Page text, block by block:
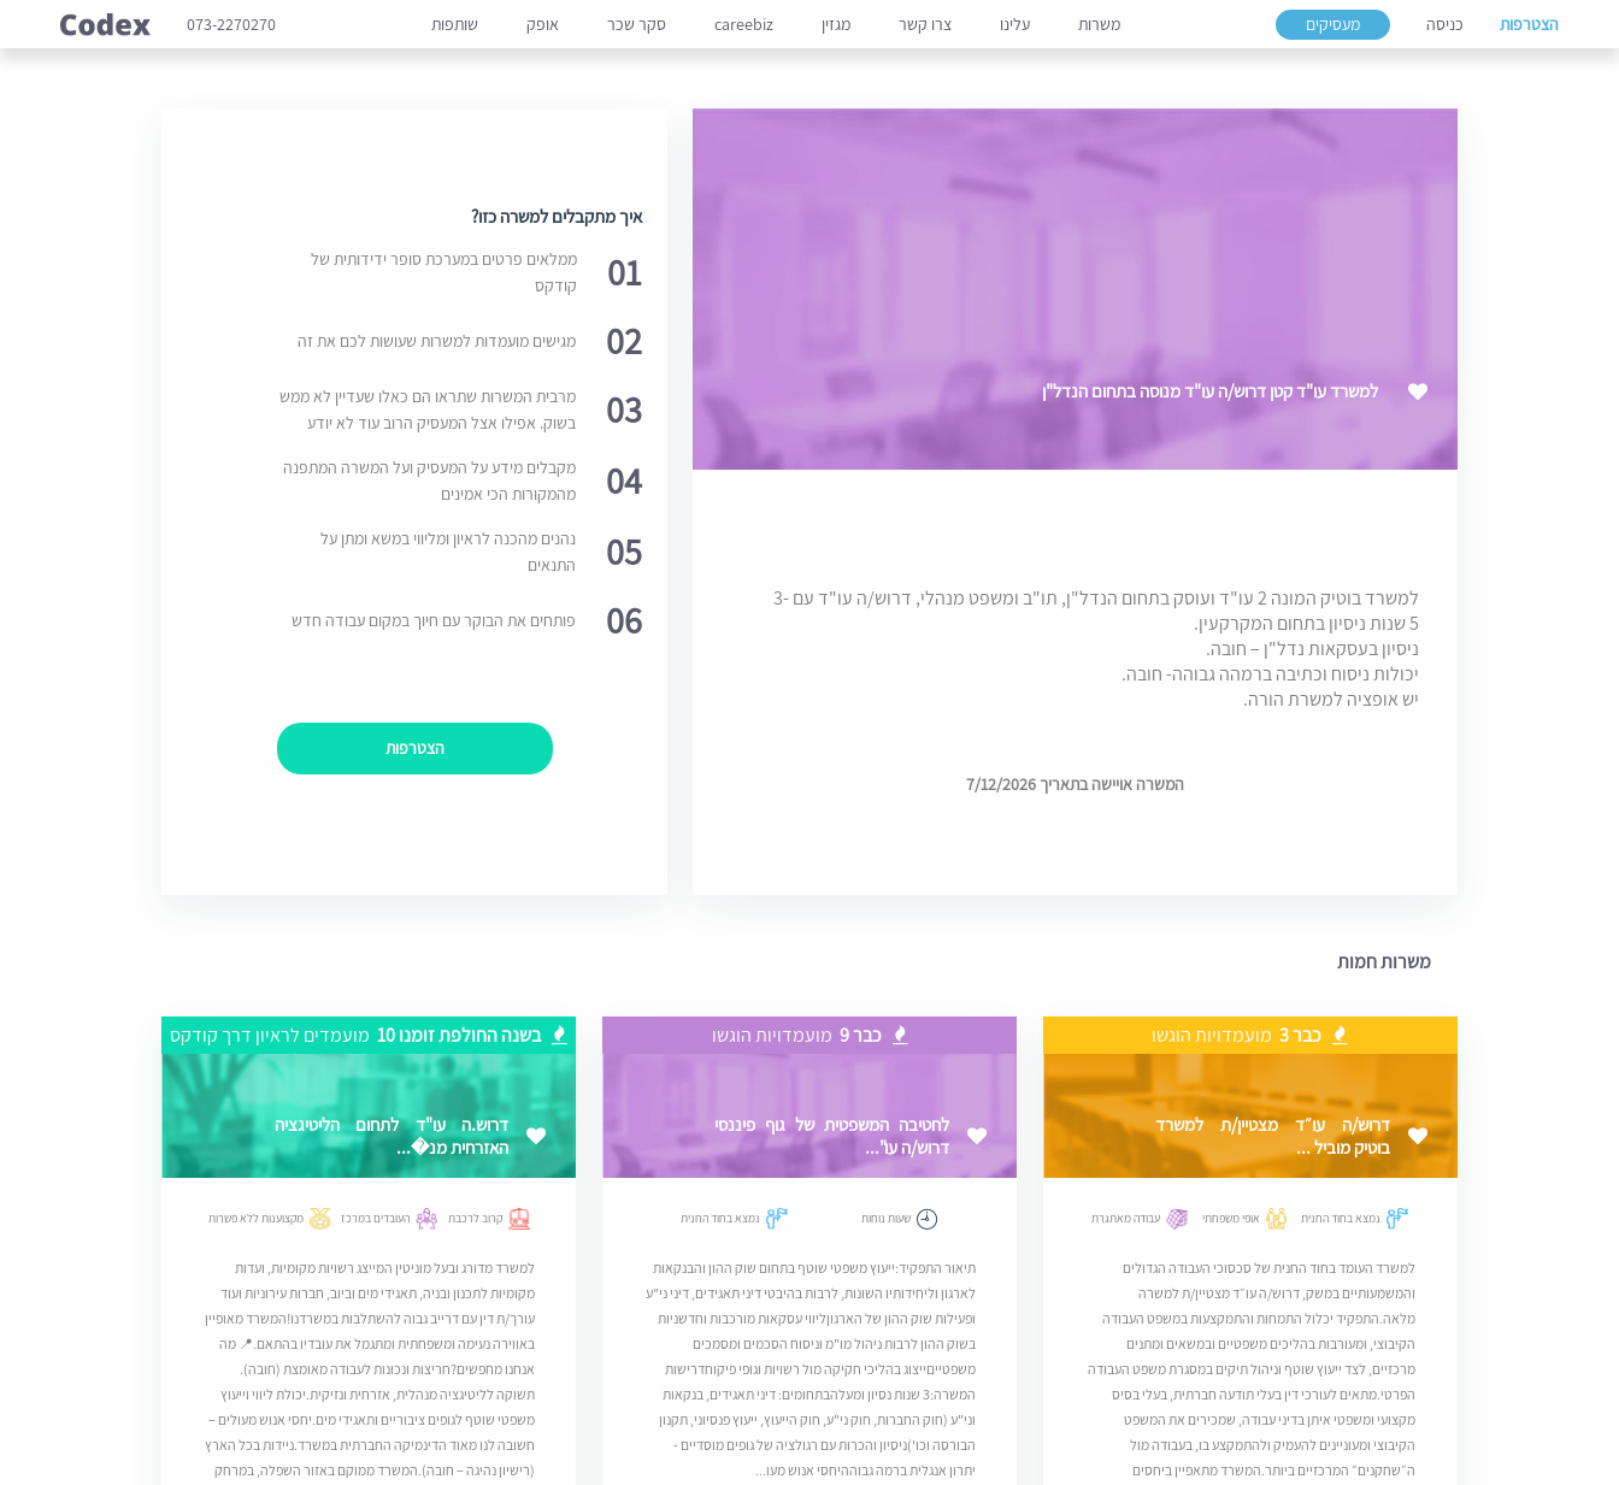
הצטרפות כניסה מעסיקים משרות עלינו צרו קשר מגזין careebiz סקר שכר אופק שותפות 073-2270270
למשרד עו"ד קטן דרוש/ה עו"ד מנוסה בתחום הנדל"ן
למשרד בוטיק המונה 2 עו"ד ועוסק בתחום הנדל"ן, תו"ב ומשפט מנהלי, דרוש/ה עו"ד עם 3-
5 שנות ניסיון בתחום המקרקעין.
ניסיון בעסקאות נדל"ן – חובה.
יכולות ניסוח וכתיבה ברמהה גבוהה- חובה.
יש אופציה למשרת הורה.
המשרה אויישה בתאריך 7/12/2026
איך מתקבלים למשרה כזו?
01
ממלאים פרטים במערכת סופר ידידותית של
קודקס
02 מגישים מועמדות למשרות שעושות לכם את זה
03
מרבית המשרות שתראו הם כאלו שעדיין לא ממש
בשוק. אפילו אצל המעסיק הרוב עוד לא יודע
04
מקבלים מידע על המעסיק ועל המשרה המתפנה
מהמקורות הכי אמינים
05
נהנים מהכנה לראיון ומליווי במשא ומתן על
התנאים
06 פותחים את הבוקר עם חיוך במקום עבודה חדש
הצטרפות
משרות חמות
כבר 3 מועמדויות הוגשו
דרוש/ה עו״ד מצטיין/ת למשרד
בוטיק מוביל ...
נמצא בחוד החנית אופי משפחתי עבודה מאתגרת
למשרד העומד בחוד החנית של סכסוכי העבודה הגדולים
והמשמעותיים במשק, דרוש/ה עו״ד מצטיין/ת למשרה
מלאה.התפקיד יכלול התמחות והתמקצעות במשפט העבודה
הקיבוצי, ומעורבות בהליכים משפטיים ובמשאים ומתנים
מרכזיים, לצד ייעוץ שוטף וניהול תיקים במסגרת משפט העבודה
הפרטי.מתאים לעורכי דין בעלי תודעה חברתית, בעלי בסיס
מקצועי ומשפטי איתן בדיני עבודה, שמכירים את המשפט
הקיבוצי ומעוניינים להעמיק ולהתמקצע בו, בעבודה מול
ה״שחקנים״ המרכזיים ביותר.המשרד מתאפיין ביחסים
כבר 9 מועמדויות הוגשו
לחטיבה המשפטית של גוף פיננסי
דרוש/ה עו"...
שעות נוחות נמצא בחוד החנית
תיאור התפקיד:ייעוץ משפטי שוטף בתחום שוק ההון והבנקאות
לארגון וליחידותיו השונות, לרבות בהיבטי דיני תאגידים, דיני ני"ע
ופעילות שוק ההון של הארגוןליווי עסקאות מורכבות וחדשניות
בשוק ההון לרבות ניהול מו"מ וניסוח הסכמים ומסמכים
משפטייםייצוג בהליכי חקיקה מול רשויות וגופי פיקוחדרישות
המשרה:3 שנות נסיון ומעלהבתחומים: דיני תאגידים, בנקאות
וני"ע (חוק החברות, חוק ני"ע, חוק הייעוץ, ייעוץ פנסיוני, תקנון
הבורסה וכו')ניסיון והכרות עם רגולציה של גופים מוסדיים -
יתרון אנגלית ברמה גבוההיחסי אנוש מעו...
בשנה החולפת זומנו 10 מועמדים לראיון דרך קודקס
דרוש.ה עו"ד לתחום הליטיגציה
האזרחית מנ�...
קרוב לרכבת העובדים במרכז מקצוענות ללא פשרות
למשרד מדורג ובעל מוניטין המייצג רשויות מקומיות, ועדות
מקומיות לתכנון ובניה, תאגידי מים וביוב, חברות עירוניות ועוד
עורך/ת דין עם דרייב גבוה להשתלבות במשרדנו!המשרד מאופיין
באווירה נעימה ומשפחתית ומתגמל את עובדיו בהתאם.​📍 מה
אנחנו מחפשים?חריצות ונכונות לעבודה מאומצת (חובה).​
תשוקה לליטיגציה מנהלית, אזרחית ונזיקית.​יכולת ליווי וייעוץ
משפטי שוטף לגופים ציבוריים ותאגידי מים.​יחסי אנוש מעולים –
חשובה לנו מאוד הדינמיקה החברתית במשרד.​ניידות בכל הארץ
(רישיון נהיגה – חובה).המשרד ממוקם באזור השפלה, במרחק